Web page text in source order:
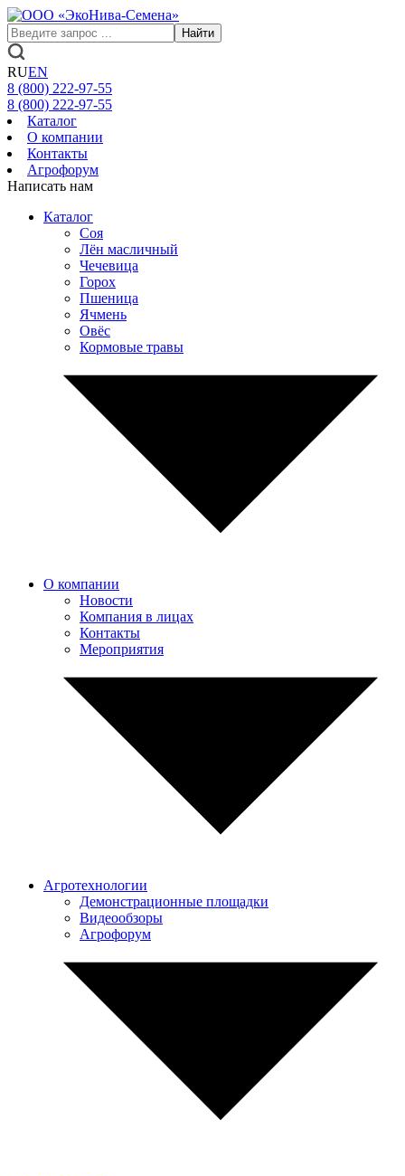
Найти
RUEN
8 (800) 222-97-55
8 (800) 222-97-55
Каталог
О компании
Контакты
Агрофорум
Написать нам
Каталог
Соя
Лён масличный
Чечевица
Горох
Пшеница
Ячмень
Овёс
Кормовые травы
О компании
Новости
Компания в лицах
Контакты
Мероприятия
Агротехнологии
Демонстрационные площадки
Видеообзоры
Агрофорум